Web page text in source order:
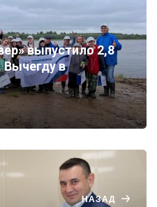
выпустило 2,8
Вычегду в
НАЗАД